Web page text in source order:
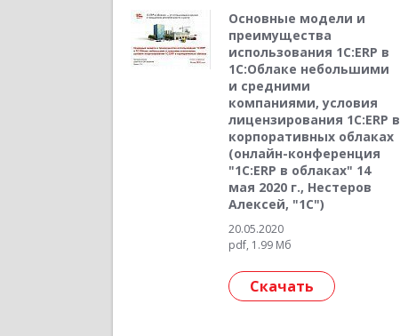
Основные модели и
преимущества
использования 1С:ERP в
1С:Облаке небольшими
и средними
компаниями, условия
лицензирования 1С:ERP в
корпоративных облаках
(онлайн-конференция
"1С:ERP в облаках" 14
мая 2020 г., Нестеров
Алексей, "1С")
20.05.2020
pdf, 1.99 Мб
Скачать